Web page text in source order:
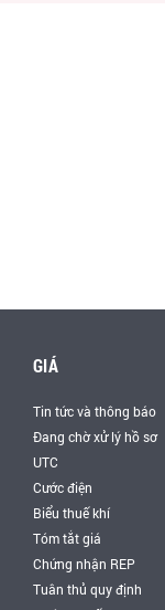
GIÁ
Tin tức và thông báo
Đang chờ xử lý hồ sơ
UTC
Cước điện
Biểu thuế khí
Tóm tắt giá
Chứng nhận REP
Tuân thủ quy định